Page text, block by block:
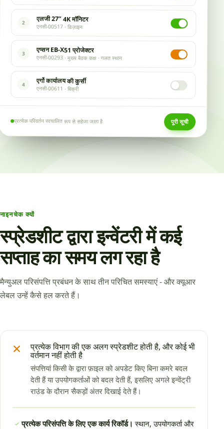
2 एलजी 27” 4K मॉनिटर
एनसी-00517 · डिज़ाइन
3 एप्सन EB-X51 प्रोजेक्टर
एनसी-00293 · मुख्य बैठक कक्ष · गलत स्थान
4 एर्गो कार्यालय की कुर्सी
एनसी-00611 · बिक्री
प्रत्येक परिवर्तन स्वचालित रूप से सहेजा जाता है पूरी सूची
नाइनचेक क्यों
स्प्रेडशीट द्वारा इन्वेंटरी में कई
सप्ताह का समय लग रहा है
मैन्युअल परिसंपत्ति प्रबंधन के साथ तीन परिचित समस्याएं - और क्यूआर
लेबल उन्हें कैसे हल करते हैं।
× प्रत्येक विभाग की एक अलग स्प्रेडशीट होती है, और कोई भी
वर्तमान नहीं होती है
संपत्तियां किसी के द्वारा फ़ाइल को अपडेट किए बिना कमरे बदल
देती हैं या उपयोगकर्ताओं को बदल देती हैं, इसलिए अगले इन्वेंट्री
राउंड के दौरान सैकड़ों अंतर दिखाई देते हैं।
प्रत्येक परिसंपत्ति के लिए एक कार्य रिकॉर्ड। स्थान, उपयोगकर्ता और